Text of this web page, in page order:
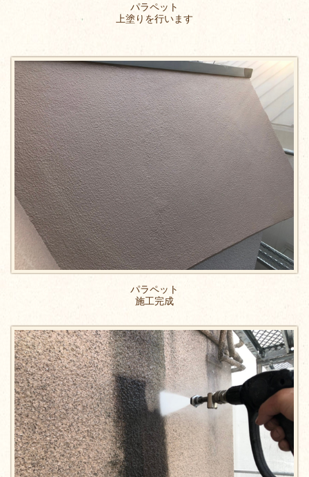
パラペット
上塗りを行います
パラペット
施工完成